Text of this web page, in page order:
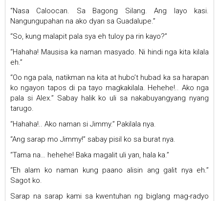
“Nasa Caloocan. Sa Bagong Silang. Ang layo kasi.
Nangungupahan na ako dyan sa Guadalupe.”
“So, kung malapit pala sya eh tuloy pa rin kayo?”
“Hahaha! Mausisa ka naman masyado. Ni hindi nga kita kilala
eh.”
“Oo nga pala, natikman na kita at hubo’t hubad ka sa harapan
ko ngayon tapos di pa tayo magkakilala. Hehehe!.. Ako nga
pala si Alex.” Sabay halik ko uli sa nakabuyangyang nyang
tarugo.
“Hahaha!.. Ako naman si Jimmy.” Pakilala nya.
“Ang sarap mo Jimmy!” sabay pisil ko sa burat nya.
“Tama na… hehehe! Baka magalit uli yan, hala ka.”
“Eh alam ko naman kung paano alisin ang galit nya eh.”
Sagot ko.
Sarap na sarap kami sa kwentuhan ng biglang mag-radyo